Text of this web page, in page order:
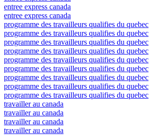
entree express canada
entree express canada
programme des travailleurs qualifies du quebec
programme des travailleurs qualifies du quebec
programme des travailleurs qualifies du quebec
programme des travailleurs qualifies du quebec
programme des travailleurs qualifies du quebec
programme des travailleurs qualifies du quebec
programme des travailleurs qualifies du quebec
programme des travailleurs qualifies du quebec
programme des travailleurs qualifies du quebec
travailler au canada
travailler au canada
travailler au canada
travailler au canada